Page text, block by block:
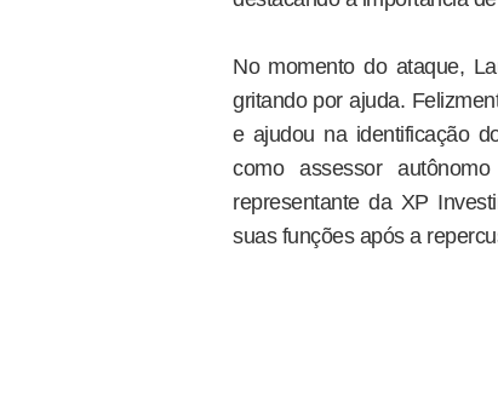
No momento do ataque,
gritando por ajuda.
e ajudou na identificação
como assessor
representante da XP
suas funções após a